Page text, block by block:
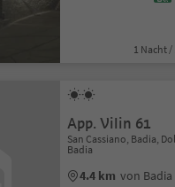
1 Nacht
App. Vilin 61
San Cassiano, Badia,
Badia
4.4 km von